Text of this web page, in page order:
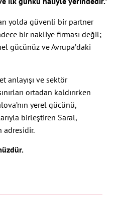
yolda güvenli bir partner
bir nakliye firması değil;
gücünüz ve Avrupa’daki
anlayışı ve sektör
ortadan kaldırırken
yerel gücünü,
birleştiren Saral,
adresidir.